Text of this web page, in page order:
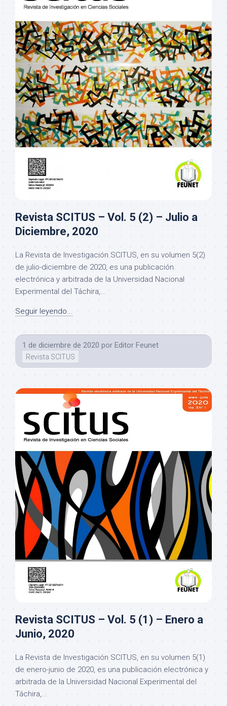
Revista SCITUS – Vol. 5 (2) – Julio a
Diciembre, 2020
La Revista de Investigación SCITUS, en su volumen 5(2)
de julio-diciembre de 2020, es una publicación
electrónica y arbitrada de la Universidad Nacional
Experimental del Táchira,...
Seguir leyendo...
1 de diciembre de 2020 por Editor Feunet
Revista SCITUS
Revista SCITUS – Vol. 5 (1) – Enero a
Junio, 2020
La Revista de Investigación SCITUS, en su volumen 5(1)
de enero-junio de 2020, es una publicación electrónica y
arbitrada de la Universidad Nacional Experimental del
Táchira,...